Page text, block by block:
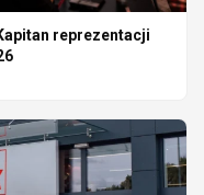
reprezentacji